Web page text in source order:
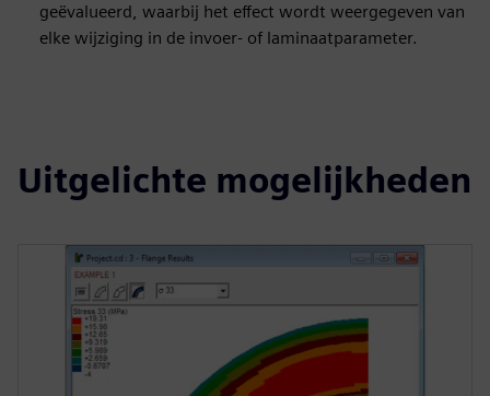
geëvalueerd, waarbij het effect wordt weergegeven van
elke wijziging in de invoer- of laminaatparameter.
Uitgelichte mogelijkheden